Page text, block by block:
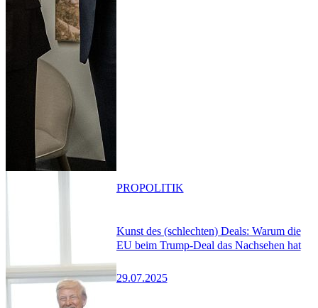
Kunst des (schlechten) Deals: Warum die
EU beim Trump-Deal das Nachsehen hat
29.07.2025
PROPOLITIK